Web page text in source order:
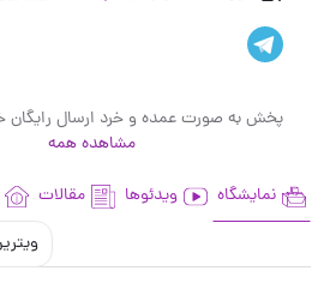
مشاهده همه
نمایشگاه ویدئوها مقالات